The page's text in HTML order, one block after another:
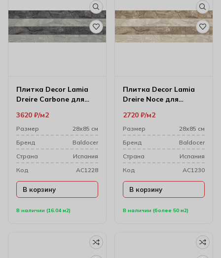
Плитка Decor Lamia
Dreire Carbone для
В наличии (16.04 м2)
3620 ₽ м2
Размер
28х85 см
Бренд
Baldocer
Cтрана
Испания
Код
AC1228
В корзину
Плитка Decor Lamia
Dreire Noce для
28х85 см
В наличии (более 50 м2)
2720 ₽ м2
Размер
28х85 см
Бренд
Baldocer
Cтрана
Испания
Код
AC1230
В корзину